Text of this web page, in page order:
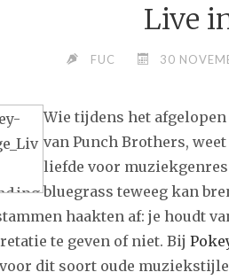
Live
FUC 30
Wie tijdens het
van Punch Brothers,
liefde voor
bluegrass teweeg kan
haakten af: je houdt
te geven of niet. Bij
dit soort oude